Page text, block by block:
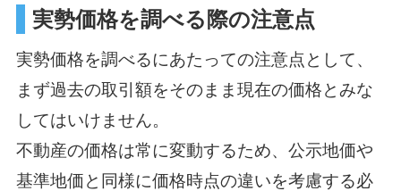
実勢価格を調べる際の注意点
実勢価格を調べるにあたっての注意点として、
まず過去の取引額をそのまま現在の価格とみな
してはいけません。
不動産の価格は常に変動するため、公示地価や
基準地価と同様に価格時点の違いを考慮する必